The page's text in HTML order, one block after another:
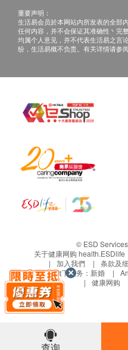
产品而引致的损失、
网购health.ESDlife
查询，须向提供服务
重要声明：
生活易会员於本网站内所发表的全部
任何内容，并不会保证其准确性丶完
均属个人意见，并不代表生活易之言
纷，生活易概不负责。有关详情请参
© ESD
关于健康网购 health.ESDlife
加入我們
条款及
生活易旗下业务： 新婚
健康网购